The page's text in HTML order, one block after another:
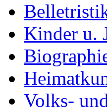
Kinder u.
Volks-